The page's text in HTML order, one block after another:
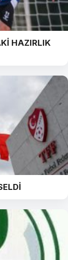
HAZIRLIK